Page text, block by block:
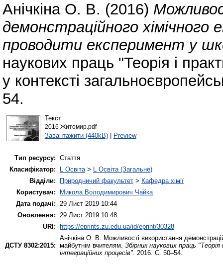
Анічкіна О. В. (2016)
демонстраційного
проводити експеримент у
наукових праць "Теорія і
у контексті
54.
Текст
2016 Житомир.pdf
Завантажити (440kB)| Preview
Тип ресурсу: Стаття
Класифікатор:
L Освіта> L Освіта (Загальне)
Відділи:
Природничий факультет > Кафедра хімії
Користувач:
Микола Володимирович Чайка
Дата подачі: 29 Лист 2019 10:44
Оновлення: 29 Лист 2019 10:48
URI:
https://eprints.zu.edu.ua/id/eprint/30328
ДСТУ 8302:2015:
Анічкіна О. В. Можливості використання
майбутнім вчителям. Збірник наукових праць
інтеграційних процесів". 2016. С. 50–54.